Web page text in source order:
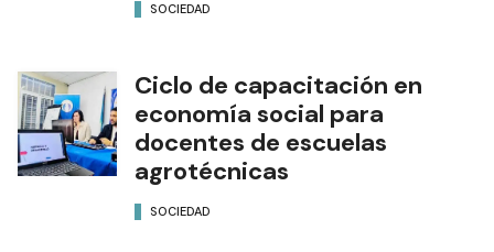
SOCIEDAD
Ciclo de capacitación en
economía social para
docentes de escuelas
agrotécnicas
SOCIEDAD